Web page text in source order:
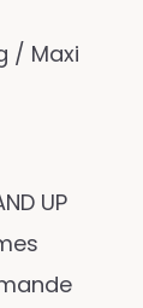
/ Maxi
UP